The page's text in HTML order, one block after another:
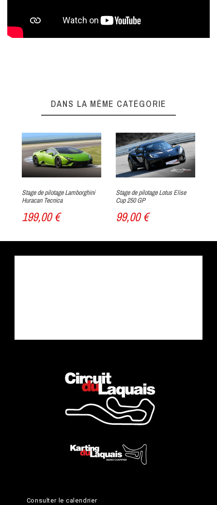
DANS LA MÊME CATÉGORIE
Stage de pilotage Lamborghini
Huracan Tecnica
199,00 €
Stage de pilotage Lotus Elise
Cup 250 GP
99,00 €
Consulter le calendrier